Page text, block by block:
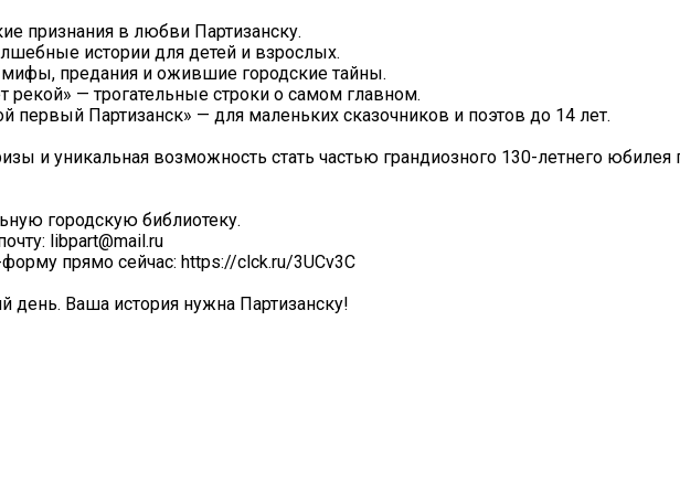
признания в любви Партизанску.
истории для детей и взрослых.
мифы, предания и ожившие городские тайны.
рекой» — трогательные строки о самом главном.
первый Партизанск» — для маленьких сказочников и поэтов до 14 лет.
и уникальная возможность стать частью грандиозного 130-летнего юбилея
городскую библиотеку.
libpart@mail.ru
прямо сейчас: https://clck.ru/3UCv3C
день. Ваша история нужна Партизанску!